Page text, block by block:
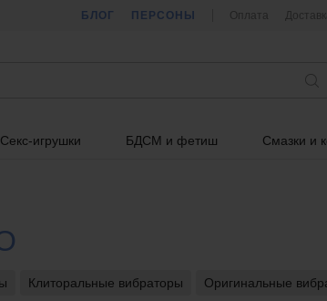
БЛОГ ПЕРСОНЫ Оплата Доставка
Секс-игрушки БДСМ и фетиш Смазки и
Клиторальные вибраторы Оригинальные